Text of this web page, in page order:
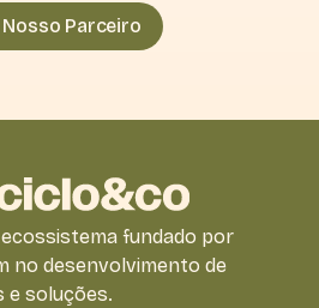
Nosso Parceiro
fundado por
no desenvolvimento de
e soluções.